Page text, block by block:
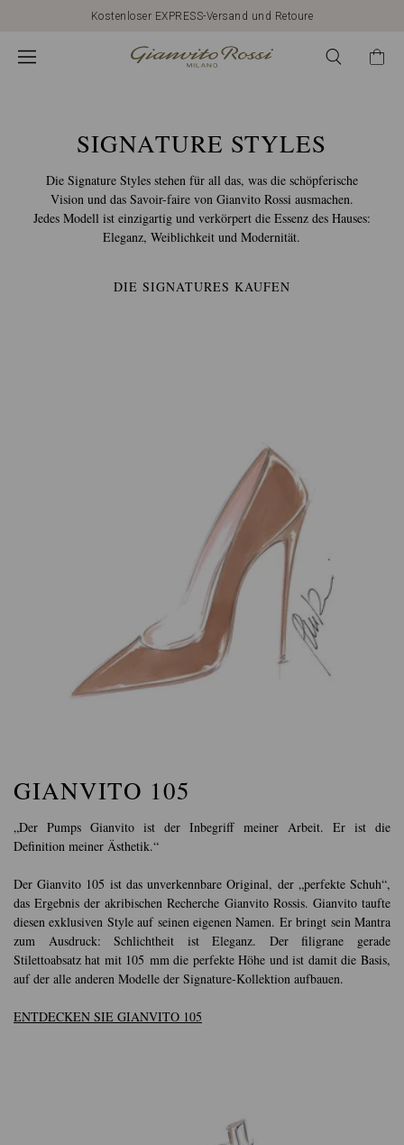
Kostenloser EXPRESS-Versand und Retoure
CALZATURE
ROSSI:
MODELLI
SIGNATURE STYLES
Die Signature Styles stehen für all das, was die schöpferische
Vision und das Savoir-faire von Gianvito Rossi ausmachen.
Jedes Modell ist einzigartig und verkörpert die Essenz des Hauses:
Eleganz, Weiblichkeit und Modernität.
DIE SIGNATURES KAUFEN
GIANVITO 105
„Der Pumps Gianvito ist der Inbegriff meiner Arbeit. Er ist die
Definition meiner Ästhetik.“
Der Gianvito 105 ist das unverkennbare Original, der „perfekte Schuh“,
das Ergebnis der akribischen Recherche Gianvito Rossis. Gianvito taufte
diesen exklusiven Style auf seinen eigenen Namen. Er bringt sein Mantra
zum Ausdruck: Schlichtheit ist Eleganz. Der filigrane gerade
Stilettoabsatz hat mit 105 mm die perfekte Höhe und ist damit die Basis,
auf der alle anderen Modelle der Signature-Kollektion aufbauen.
ENTDECKEN SIE GIANVITO 105